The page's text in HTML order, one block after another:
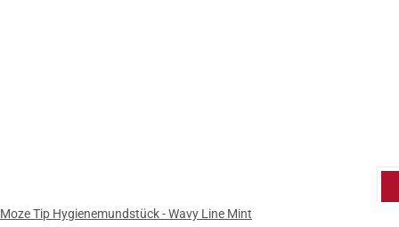
Moze Tip Hygienemundstück - Wavy Line Mint